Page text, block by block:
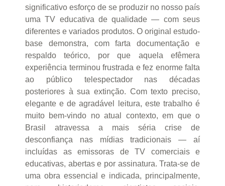
significativo esforço de se produzir no nosso país
uma TV educativa de qualidade — com seus
diferentes e variados produtos. O original estudo-
base demonstra, com farta documentação e
respaldo teórico, por que aquela efêmera
experiência terminou frustrada e fez enorme falta
ao público telespectador nas décadas
posteriores à sua extinção. Com texto preciso,
elegante e de agradável leitura, este trabalho é
muito bem-vindo no atual contexto, em que o
Brasil atravessa a mais séria crise de
desconfiança nas mídias tradicionais — aí
incluídas as emissoras de TV comerciais e
educativas, abertas e por assinatura. Trata-se de
uma obra essencial e indicada, principalmente,